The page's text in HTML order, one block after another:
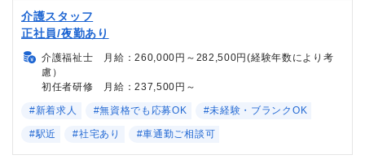
介護スタッフ
正社員/夜勤あり
介護福祉士 月給：260,000円～282,500円(経験年数により考
慮）
初任者研修 月給：237,500円～
#新着求人 #無資格でも応募OK #未経験・ブランクOK
#駅近 #社宅あり #車通勤ご相談可